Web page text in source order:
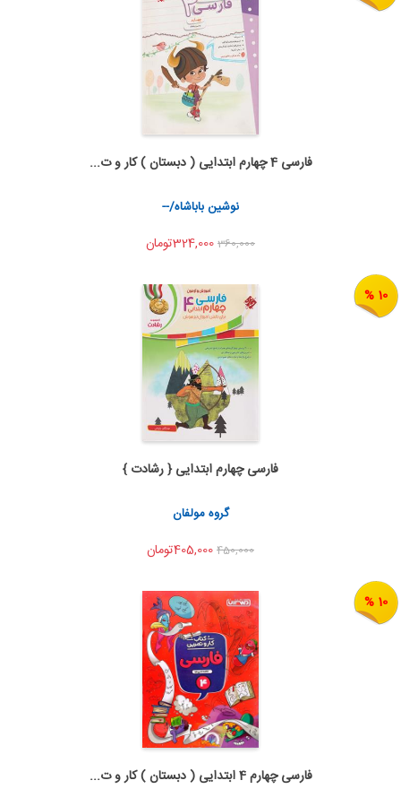
اضافه به سبد خرید
اشتراک گذاری
فارسی 4 چهارم ابتدایی ( دبستان ) کار و ت...
نوشین باباشاه/--
360,000
10 %
اضافه به سبد خرید
اشتراک گذاری
فارسی چهارم ابتدایی { رشادت }
گروه مولفان
450,000
10 %
اضافه به سبد خرید فارسی چهارم 4 ابتدایی ( دبستان ) کار و ت...